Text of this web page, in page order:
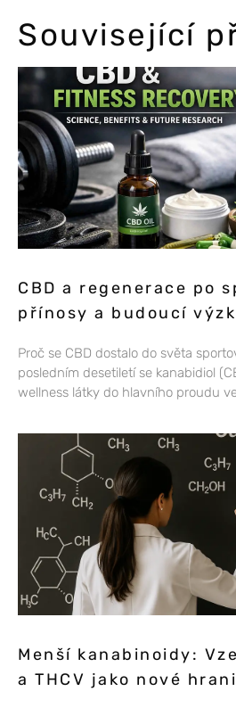
Související
CBD a regenerace po
přínosy a budoucí
Proč se CBD dostalo do světa
posledním desetiletí se kanabidiol
wellness látky do hlavního proudu
Menší kanabinoidy:
a THCV jako nové